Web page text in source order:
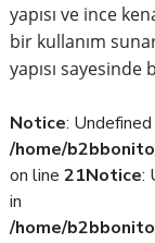
yapısı ve ince
bir kullanım
yapısı
Doğal bakışlar
pigmentleri,
yapaylıktan uzak,
lens arayan
Notice:
/home/
on line 21Notice:
in
/home/